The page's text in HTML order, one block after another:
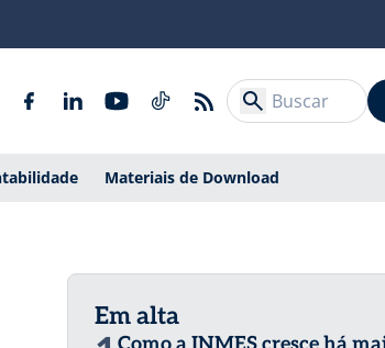
Materiais de Download
Em alta